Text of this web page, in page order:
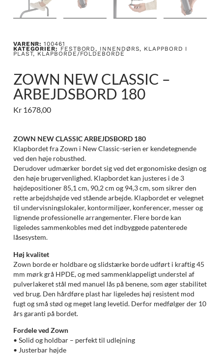
VARENR:100461
KATEGORIER: FESTBORD , INNENDØRS, KLAPPBORD I
PLAST, KLAPBORDE/FOLDEBORDE
ZOWN NEW CLASSIC –
ARBEJDSBORD 180
Kr1678,00
ZOWN NEW CLASSIC ARBEJDSBORD 180
Klapbordet fra Zown i New Classic-serien er kendetegnende
ved den høje robusthed.
Derudover udmærker bordet sig ved det ergonomiske design og
den høje brugervenlighed. Klapbordet kan justeres i de 3
højdepositioner 85,1 cm, 90,2 cm og 94,3 cm, som sikrer den
rette arbejdshøjde ved stående arbejde. Klapbordet er velegnet
til undervisningslokaler, kontormiljøer, konferencer, messer og
lignende professionelle arrangementer. Flere borde kan
ligeledes sammenkobles med det indbyggede patenterede
låsesystem.
Høj kvalitet
Zown borde er holdbare og slidstærke borde udført i kraftig 45
mm mørk grå HPDE, og med sammenklappeligt understel af
pulverlakeret stål med manuel lås på benene, som øger stabilitet
ved brug. Den hårdføre plast har ligeledes høj resistent mod
fugt og små stød og meget lang levetid. Derfor medfølger der 10
års garanti på bordet.
Fordele ved Zown
• Solid og holdbar – perfekt til udlejning
• Justerbar højde